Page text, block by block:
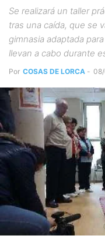
Se realizará un taller
tras una caída, que se
gimnasia adaptada
llevan a cabo durante
Por COSAS DE LORCA -